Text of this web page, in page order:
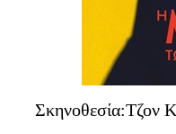
Σκηνοθεσία:Τζον